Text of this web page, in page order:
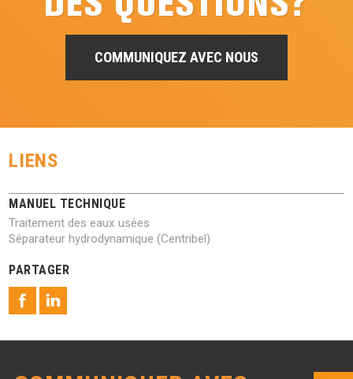
COMMUNIQUEZ AVEC NOUS
LIENS
MANUEL TECHNIQUE
Traitement des eaux usées
Séparateur hydrodynamique (Centribel)
PARTAGER